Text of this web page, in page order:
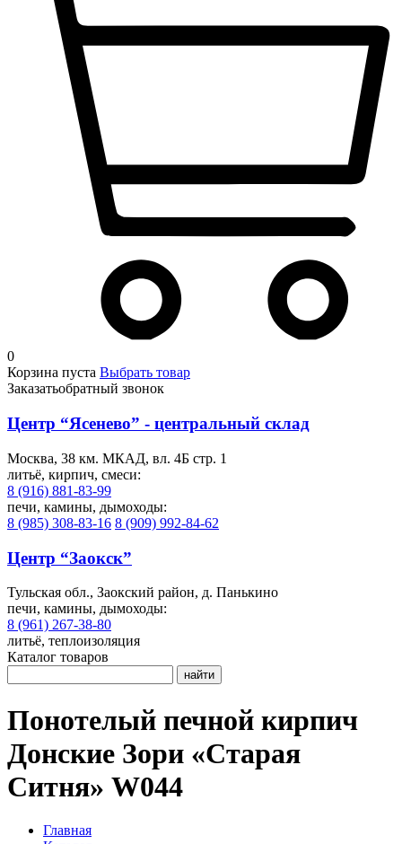
0
Корзина пуста Выбрать товар
Заказатьобратный звонок
Центр “Ясенево” - центральный склад
Москва, 38 км. МКАД, вл. 4Б стр. 1
литьё, кирпич, смеси:
8 (916) 881-83-99
печи, камины, дымоходы:
8 (985) 308-83-16 8 (909) 992-84-62
Центр “Заокск”
Тульская обл., Заокский район, д. Панькино
печи, камины, дымоходы:
8 (961) 267-38-80
литьё, теплоизоляция
Каталог товаров
найти
Понотелый печной кирпич
Донские Зори «Старая
Ситня» W044
Главная